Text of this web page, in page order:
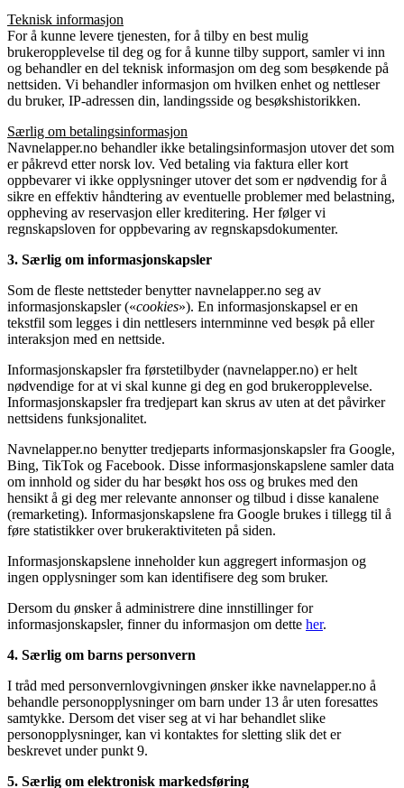
Teknisk informasjon
For å kunne levere tjenesten, for å tilby en best mulig
brukeropplevelse til deg og for å kunne tilby support, samler vi inn
og behandler en del teknisk informasjon om deg som besøkende på
nettsiden. Vi behandler informasjon om hvilken enhet og nettleser
du bruker, IP-adressen din, landingsside og besøkshistorikken.
Særlig om betalingsinformasjon
Navnelapper.no behandler ikke betalingsinformasjon utover det som
er påkrevd etter norsk lov. Ved betaling via faktura eller kort
oppbevarer vi ikke opplysninger utover det som er nødvendig for å
sikre en effektiv håndtering av eventuelle problemer med belastning,
oppheving av reservasjon eller kreditering. Her følger vi
regnskapsloven for oppbevaring av regnskapsdokumenter.
3. Særlig om informasjonskapsler
Som de fleste nettsteder benytter navnelapper.no seg av
informasjonskapsler («cookies»). En informasjonskapsel er en
tekstfil som legges i din nettlesers internminne ved besøk på eller
interaksjon med en nettside.
Informasjonskapsler fra førstetilbyder (navnelapper.no) er helt
nødvendige for at vi skal kunne gi deg en god brukeropplevelse.
Informasjonskapsler fra tredjepart kan skrus av uten at det påvirker
nettsidens funksjonalitet.
Navnelapper.no benytter tredjeparts informasjonskapsler fra Google,
Bing, TikTok og Facebook. Disse informasjonskapslene samler data
om innhold og sider du har besøkt hos oss og brukes med den
hensikt å gi deg mer relevante annonser og tilbud i disse kanalene
(remarketing). Informasjonskapslene fra Google brukes i tillegg til å
føre statistikker over brukeraktiviteten på siden.
Informasjonskapslene inneholder kun aggregert informasjon og
ingen opplysninger som kan identifisere deg som bruker.
Dersom du ønsker å administrere dine innstillinger for
informasjonskapsler, finner du informasjon om dette her.
4. Særlig om barns personvern
I tråd med personvernlovgivningen ønsker ikke navnelapper.no å
behandle personopplysninger om barn under 13 år uten foresattes
samtykke. Dersom det viser seg at vi har behandlet slike
personopplysninger, kan vi kontaktes for sletting slik det er
beskrevet under punkt 9.
5. Særlig om elektronisk markedsføring